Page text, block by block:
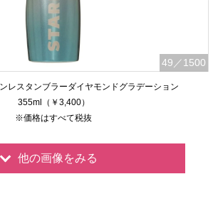
49 ／1500
レスタンブラーダイヤモンドグラデーション
355ml（￥3,400）
※価格はすべて税抜
他の画像をみる